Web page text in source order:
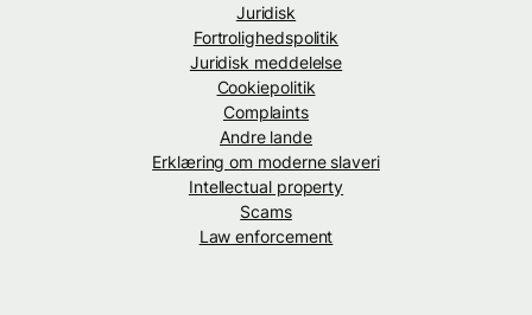
Juridisk
Fortrolighedspolitik
Juridisk meddelelse
Cookiepolitik
Complaints
Andre lande
Erklæring om moderne slaveri
Intellectual property
Scams
Law enforcement